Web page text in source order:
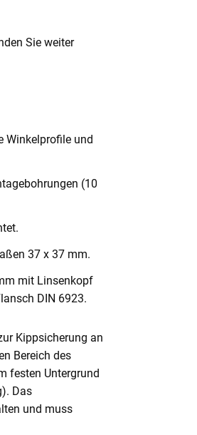
Sie weiter
Winkelprofile und
(10
37 x 37 mm.
mit Linsenkopf
DIN 6923.
Kippsicherung an
Bereich des
festen Untergrund
Das
und muss